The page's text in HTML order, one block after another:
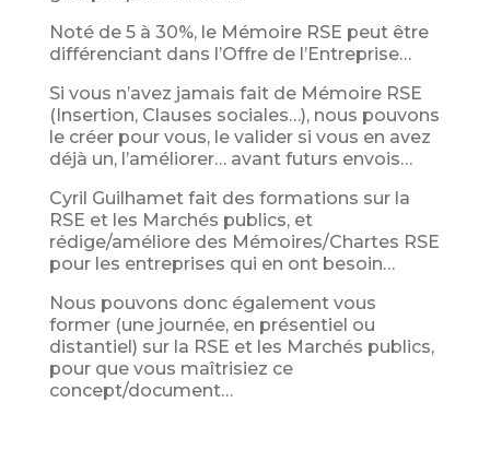
Noté de 5 à 30%, le Mémoire RSE peut être
différenciant dans l’Offre de l’Entreprise…
Si vous n’avez jamais fait de Mémoire RSE
(Insertion, Clauses sociales…), nous pouvons
le créer pour vous, le valider si vous en avez
déjà un, l’améliorer… avant futurs envois…
Cyril Guilhamet fait des formations sur la
RSE et les Marchés publics, et
rédige/améliore des Mémoires/Chartes RSE
pour les entreprises qui en ont besoin…
Nous pouvons donc également vous
former (une journée, en présentiel ou
distantiel) sur la RSE et les Marchés publics,
pour que vous maîtrisiez ce
concept/document…